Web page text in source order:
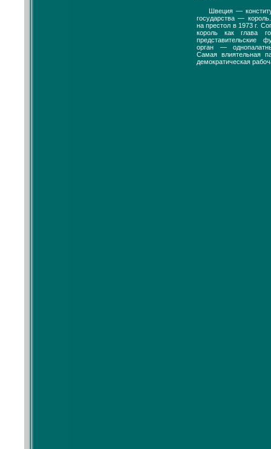
Швеция —
государства —
на престол в 1973 г.
король как глава
представительские
орган —
Самая влиятельная
демократическая